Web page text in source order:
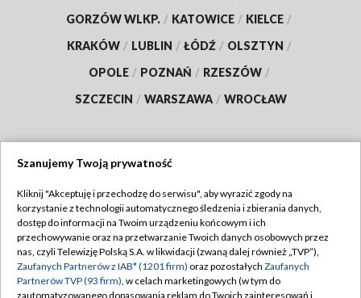
GORZÓW WLKP. / KATOWICE / KIELCE /
KRAKÓW / LUBLIN / ŁÓDŹ / OLSZTYN /
OPOLE / POZNAŃ / RZESZÓW /
SZCZECIN / WARSZAWA / WROCŁAW
TVP
Abonament TVP
Emisja w TVP
Centrum informacji TVP
Regulamin TVP
Polityka prywatności
Moje zgody
Szanujemy Twoją prywatność
Kliknij "Akceptuję i przechodzę do serwisu", aby wyrazić zgody na
korzystanie z technologii automatycznego śledzenia i zbierania danych,
dostęp do informacji na Twoim urządzeniu końcowym i ich
przechowywanie oraz na przetwarzanie Twoich danych osobowych przez
nas, czyli Telewizję Polską S.A. w likwidacji (zwaną dalej również „TVP”),
Zaufanych Partnerów z IAB* (1201 firm) oraz pozostałych Zaufanych
Partnerów TVP (93 firm), w celach marketingowych (w tym do
zautomatyzowanego dopasowania reklam do Twoich zainteresowań i